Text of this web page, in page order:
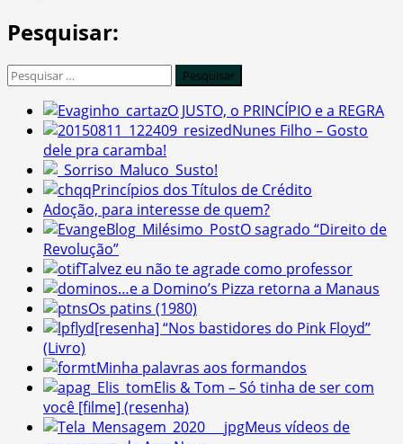
Pesquisar:
Pesquisar
por:
O JUSTO, o PRINCÍPIO e a REGRA
Nunes Filho – Gosto
dele pra caramba!
Susto!
Princípios dos Títulos de Crédito
Adoção, para interesse de quem?
O sagrado “Direito de
Revolução”
Talvez eu não te agrade como professor
…e a Domino’s Pizza retorna a Manaus
Os patins (1980)
[resenha] “Nos bastidores do Pink Floyd”
(Livro)
Minha palavras aos formandos
Elis & Tom – Só tinha de ser com
você [filme] (resenha)
Meus vídeos de